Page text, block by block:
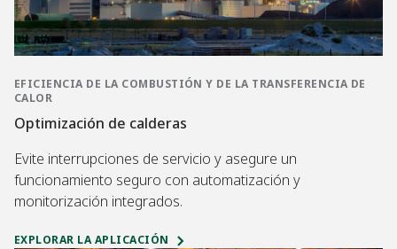
EFICIENCIA DE LA COMBUSTIÓN Y DE LA TRANSFERENCIA DE
CALOR
Optimización de calderas
Evite interrupciones de servicio y asegure un
funcionamiento seguro con automatización y
monitorización integrados.
EXPLORAR LA APLICACIÓN